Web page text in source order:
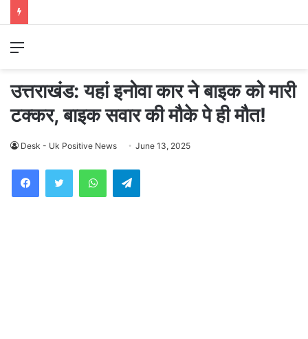
Menu
उत्तराखंड: यहां इनोवा कार ने बाइक को मारी
टक्कर, बाइक सवार की मौके पे ही मौत!
Desk - Uk Positive News June 13, 2025
WhatsAppTelegram